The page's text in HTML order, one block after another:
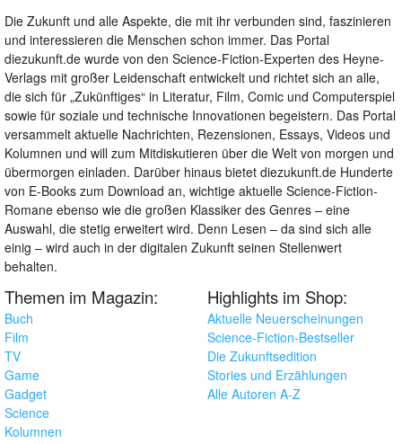
Die Zukunft und alle Aspekte, die mit ihr verbunden sind, faszinieren
und interessieren die Menschen schon immer. Das Portal
diezukunft.de wurde von den Science-Fiction-Experten des Heyne-
Verlags mit großer Leidenschaft entwickelt und richtet sich an alle,
die sich für „Zukünftiges“ in Literatur, Film, Comic und Computerspiel
sowie für soziale und technische Innovationen begeistern. Das Portal
versammelt aktuelle Nachrichten, Rezensionen, Essays, Videos und
Kolumnen und will zum Mitdiskutieren über die Welt von morgen und
übermorgen einladen. Darüber hinaus bietet diezukunft.de Hunderte
von E-Books zum Download an, wichtige aktuelle Science-Fiction-
Romane ebenso wie die großen Klassiker des Genres – eine
Auswahl, die stetig erweitert wird. Denn Lesen – da sind sich alle
einig – wird auch in der digitalen Zukunft seinen Stellenwert
behalten.
Themen im Magazin:
Buch
Film
TV
Game
Gadget
Science
Kolumnen
Highlights im Shop:
Aktuelle Neuerscheinungen
Science-Fiction-Bestseller
Die Zukunftsedition
Stories und Erzählungen
Alle Autoren A-Z